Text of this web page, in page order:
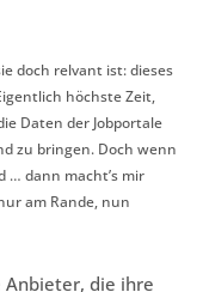
doch relvant ist: dieses
höchste Zeit,
Daten der Jobportale
zu bringen. Doch wenn
… dann macht’s mir
am Rande, nun
Anbieter, die ihre